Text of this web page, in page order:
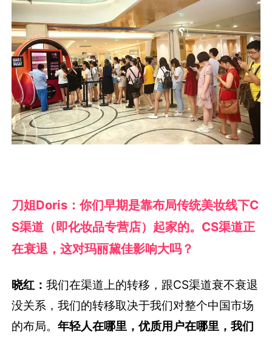
刀姐Doris：你们早期是靠布局传统美妆线下C
S渠道（即化妆品专营店）起家的。CS渠道正
在衰退，这对玛丽黛佳影响大吗？
晓红：我们在渠道上的转移，跟CS渠道衰不衰退
没关系，我们的转移取决于我们对整个中国市场
的布局。年轻人在哪里，优质用户在哪里，我们